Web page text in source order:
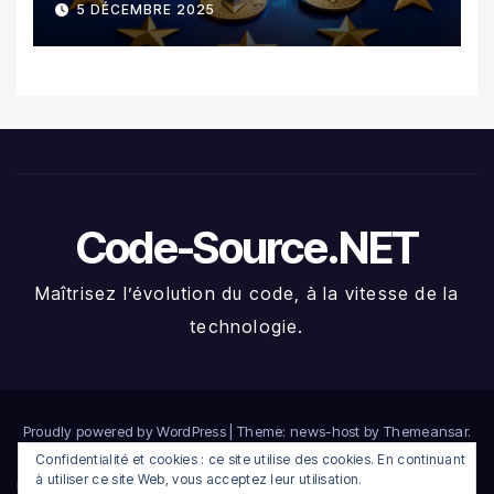
Crypto
5 DÉCEMBRE 2025
Code-Source.NET
Maîtrisez l’évolution du code, à la vitesse de la
technologie.
Proudly powered by WordPress Theme: news-host by Themeansar.
HomeCompteConnexionDéconnexionHeatmap crypto du jour
Confidentialité et cookies : ce site utilise des cookies. En continuant
à utiliser ce site Web, vous acceptez leur utilisation.